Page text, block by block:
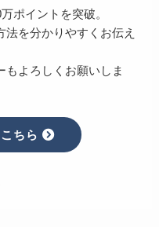
ポイントを突破。
を分かりやすくお伝え
もよろしくお願いしま
ちら